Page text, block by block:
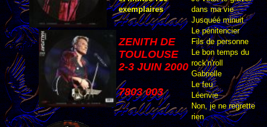
exemplaires
ZENITH DE
TOULOUSE
2-3 JUIN 2000
7803 003
dans ma vie
Jusquéé minuit
Le pénitencier
Fils de personne
Le bon temps du
rock'n'roll
Gabrielle
Le feu
Léenvie
Non, je ne regrette
rien